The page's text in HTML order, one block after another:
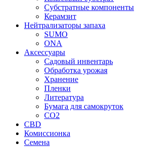
Субстратные компоненты
Керамзит
Нейтрализаторы запаха
SUMO
ONA
Аксессуары
Садовый инвентарь
Обработка урожая
Хранение
Пленки
Литература
Бумага для самокруток
CO2
CBD
Комисcионка
Семена